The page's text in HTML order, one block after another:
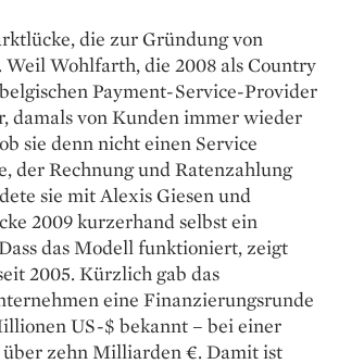
die zur Gründung von
Wohlfarth, die 2008 als Country
Payment-Service-Provider
damals von Kunden immer wieder
sie denn nicht einen Service
der Rechnung und ­Ratenzahlung
sie mit Alexis Giesen und
2009 kurzerhand selbst ein
das Modell funktioniert, zeigt
2005. Kürzlich gab das
eine Finanzierungsrunde
US-$ bekannt – bei einer
zehn Milliarden €. Damit ist